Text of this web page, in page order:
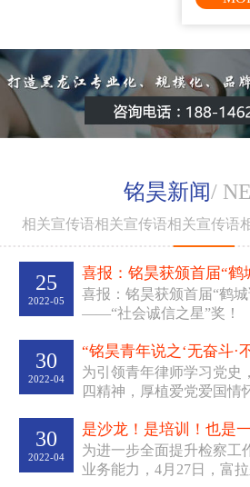
《
顾
市
20
刑
及
案
曾
弟”
副
总
案”
事
企
铭昊新闻/
相关宣传语相关宣传语相关宣传语
25
2022-05
喜报：铭昊获颁首届“鹤
——“社会诚信之星”奖！
30
2022-04
为引领青年律师学习党史
四精神，厚植爱党爱国情
30
2022-04
是沙龙！是培训！也是
为进一步全面提升检察工
业务能力，4月27日，富